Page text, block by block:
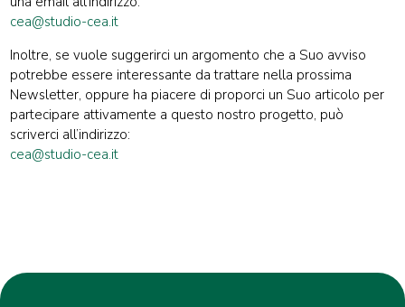
cea@studio-cea.it
Inoltre, se vuole suggerirci un argomento che a Suo avviso
potrebbe essere interessante da trattare nella prossima
Newsletter, oppure ha piacere di proporci un Suo articolo per
partecipare attivamente a questo nostro progetto, può
scriverci all’indirizzo:
cea@studio-cea.it